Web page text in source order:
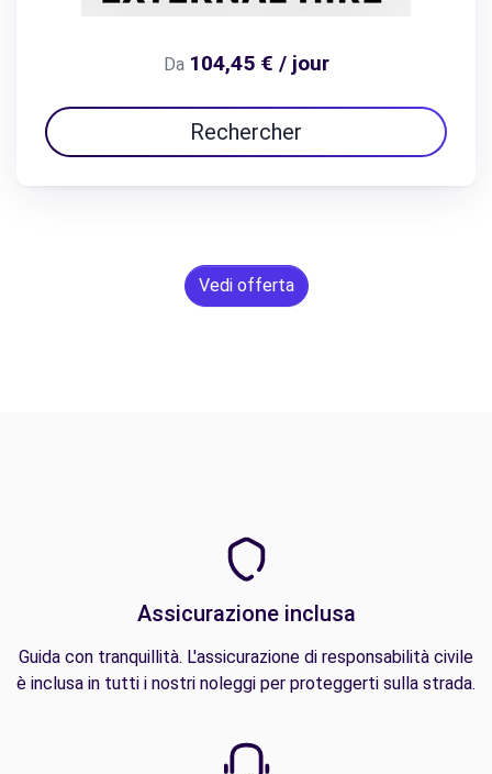
Da 104,45 € / jour
Rechercher
Vedi offerta
Assicurazione inclusa
Guida con tranquillità. L'assicurazione di responsabilità civile
è inclusa in tutti i nostri noleggi per proteggerti sulla strada.